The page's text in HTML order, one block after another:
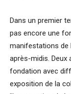
Dans un premier
pas encore une
manifestations de
après-midis. Deux
fondation avec
exposition de la